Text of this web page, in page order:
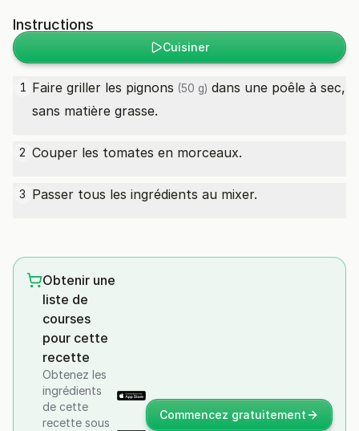
Instructions
Cuisiner
1 Faire griller les pignons (50 g) dans une poêle à sec,
sans matière grasse.
2 Couper les tomates en morceaux.
3 Passer tous les ingrédients au mixer.
Obtenir une
liste de
courses
pour cette
recette
Obtenez les
ingrédients
de cette
recette sous
Commencez gratuitement